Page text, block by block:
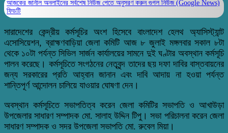
আজকের জার্নাল অনলাইনের সর্বশেষ নিউজ পেতে অনুসরণ করুন গুগল নিউজ (Google News)
ফিডটি
সারাদেশের কেন্দ্রীয় কর্মসূচির অংশ হিসেবে বাংলাদেশ হেলথ অ্যাসিস্ট্যান্ট
এসোসিয়েশন, ব্রাহ্মণবাড়িয়া জেলা কমিটি আজ ৮ জুলাই মঙ্গলবার সকাল ৮টা
থেকে ১০টা পর্যন্ত সিভিল সার্জন কার্যালয়ের সামনে দুই ঘণ্টার অবস্থান কর্মসূচি
পালন করেছে। কর্মসূচিতে সংগঠনের নেতৃবৃন্দ তাদের ছয় দফা দাবির বাস্তবায়নের
জন্য সরকারের প্রতি আহ্বান জানান এবং দাবি আদায় না হওয়া পর্যন্ত
শান্তিপূর্ণ আন্দোলন চালিয়ে যাওয়ার ঘোষণা দেন।
অবস্থান কর্মসূচিতে সভাপতিত্ব করেন জেলা কমিটির সভাপতি ও আখাউড়া
উপজেলার সাধারণ সম্পাদক মো. সালাহ উদ্দিন টিপু। সভা পরিচালনা করেন জেলা
সাধারণ সম্পাদক ও সদর উপজেলা সভাপতি মো. রুবেল মিয়া।